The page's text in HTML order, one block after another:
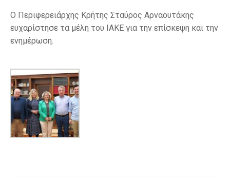
Ο Περιφερειάρχης Κρήτης Σταύρος Αρναουτάκης
ευχαρίστησε τα μέλη του ΙΑΚΕ για την επίσκεψη και την
ενημέρωση.